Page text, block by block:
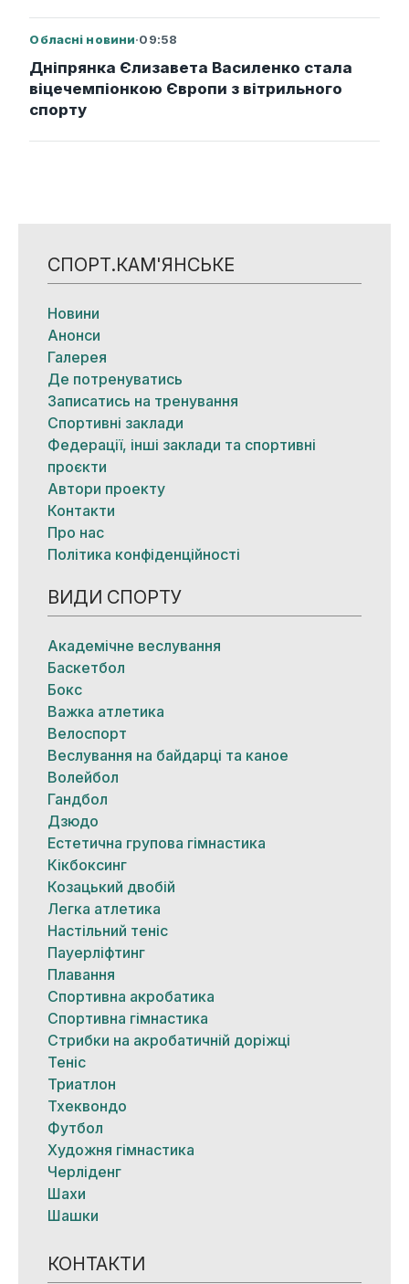
Обласні новини·09:58
Дніпрянка Єлизавета Василенко стала
віцечемпіонкою Європи з вітрильного
спорту
СПОРТ.КАМ'ЯНСЬКЕ
Новини
Анонси
Галерея
Де потренуватись
Записатись на тренування
Спортивні заклади
Федерації, інші заклади та спортивні
проєкти
Автори проекту
Контакти
Про нас
Політика конфіденційності
ВИДИ СПОРТУ
Академічне веслування
Баскетбол
Бокс
Важка атлетика
Велоспорт
Веслування на байдарці та каное
Волейбол
Гандбол
Дзюдо
Естетична групова гімнастика
Кікбоксинг
Козацький двобій
Легка атлетика
Настільний теніс
Пауерліфтинг
Плавання
Спортивна акробатика
Спортивна гімнастика
Стрибки на акробатичній доріжці
Теніс
Триатлон
Тхеквондо
Футбол
Художня гімнастика
Черліденг
Шахи
Шашки
КОНТАКТИ